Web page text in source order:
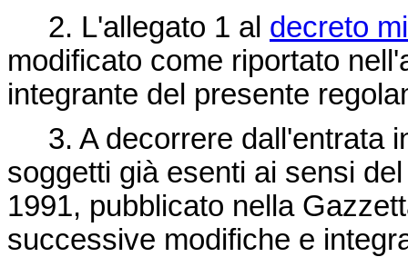
2. L'allegato 1 al decreto
modificato come riportato
integrante del presente
3. A decorrere dall'entrata
soggetti già esenti ai sensi
1991, pubblicato nella
successive modifiche e